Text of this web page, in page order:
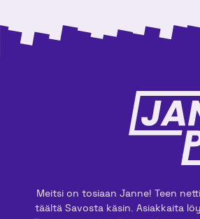
Meitsi on tosiaan Janne! Teen
täältä Savosta käsin. Asiakkaita